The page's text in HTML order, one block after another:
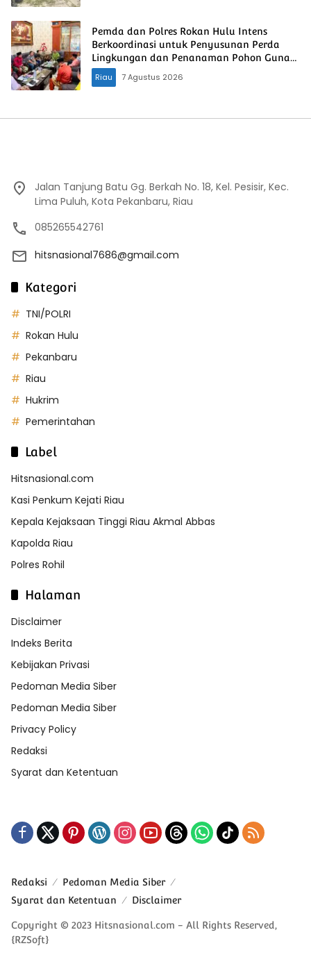
Pemda dan Polres Rokan Hulu Intens
Berkoordinasi untuk Penyusunan Perda
Lingkungan dan Penanaman Pohon Guna
Mendukung Program Green Policing
Riau 7 Agustus 2026
Jalan Tanjung Batu Gg. Berkah No. 18, Kel. Pesisir, Kec.
Lima Puluh, Kota Pekanbaru, Riau
085265542761
hitsnasional7686@gmail.com
Kategori
TNI/POLRI
Rokan Hulu
Pekanbaru
Riau
Hukrim
Pemerintahan
Label
Hitsnasional.com
Kasi Penkum Kejati Riau
Kepala Kejaksaan Tinggi Riau Akmal Abbas
Kapolda Riau
Polres Rohil
Halaman
Disclaimer
Indeks Berita
Kebijakan Privasi
Pedoman Media Siber
Pedoman Media Siber
Privacy Policy
Redaksi
Syarat dan Ketentuan
Redaksi
Pedoman Media Siber
Syarat dan Ketentuan
Disclaimer
Copyright © 2023 Hitsnasional.com - All Rights Reserved,
{RZSoft}